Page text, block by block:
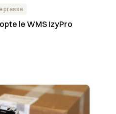
presse
le WMS IzyPro